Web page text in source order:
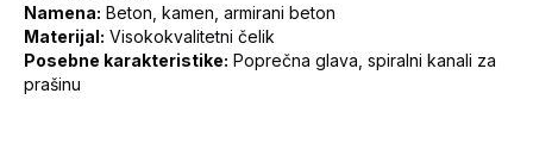
Namena: Beton, kamen, armirani beton
Materijal: Visokokvalitetni čelik
Posebne karakteristike: Poprečna glava, spiralni kanali za
prašinu